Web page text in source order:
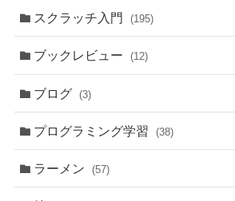
スクラッチ入門 (195)
ブックレビュー (12)
ブログ (3)
プログラミング学習 (38)
ラーメン (57)